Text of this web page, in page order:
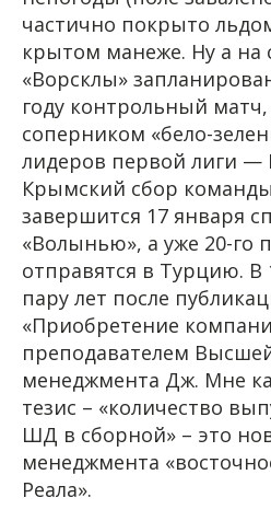
частично покрыто
крытом манеже. Ну а на
«Ворсклы»
году контрольный
соперником «бело-
лидеров первой лиги —
Крымский сбор
завершится 17 января
«Волынью», а уже 20-го
отправятся в Турцию. В
пару лет после
«Приобретение
преподавателем
менеджмента Дж. Мне
тезис – «количество
ШД в сборной» – это
менеджмента
Реала».